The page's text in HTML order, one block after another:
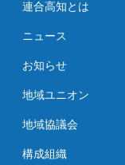
連合高知とは
ニュース
お知らせ
地域ユニオン
地域協議会
構成組織